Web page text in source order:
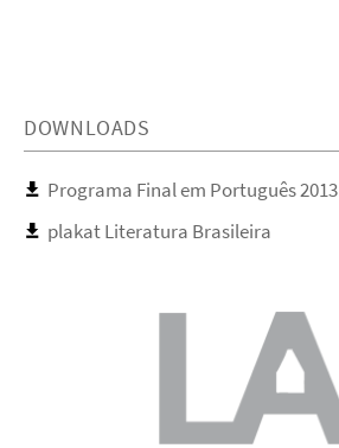
DOWNLOADS
Programa Final em Português 2013
plakat Literatura Brasileira